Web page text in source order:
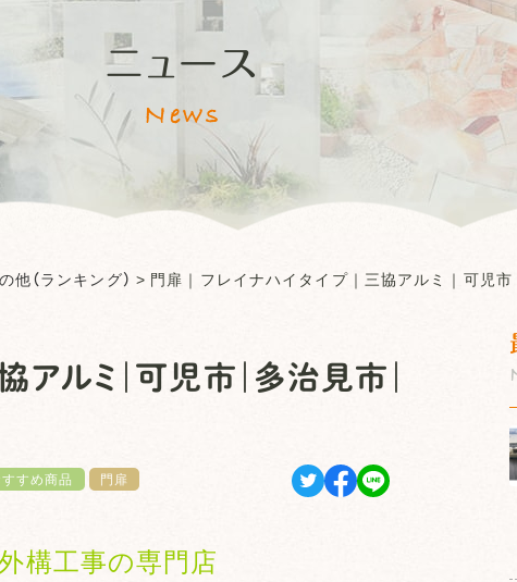
ニュース
News
他（ランキング） > 門扉｜フレイナハイタイプ｜三協アルミ｜可児
アルミ｜可児市｜多治見市｜
すめ商品 門扉
構工事の専門店